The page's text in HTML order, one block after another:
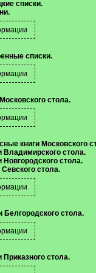
списки.
списки.
стола.
книги Московского
Владимирского стола.
Новгородского стола.
Севского стола.
Белгородского стола.
Приказного стола.